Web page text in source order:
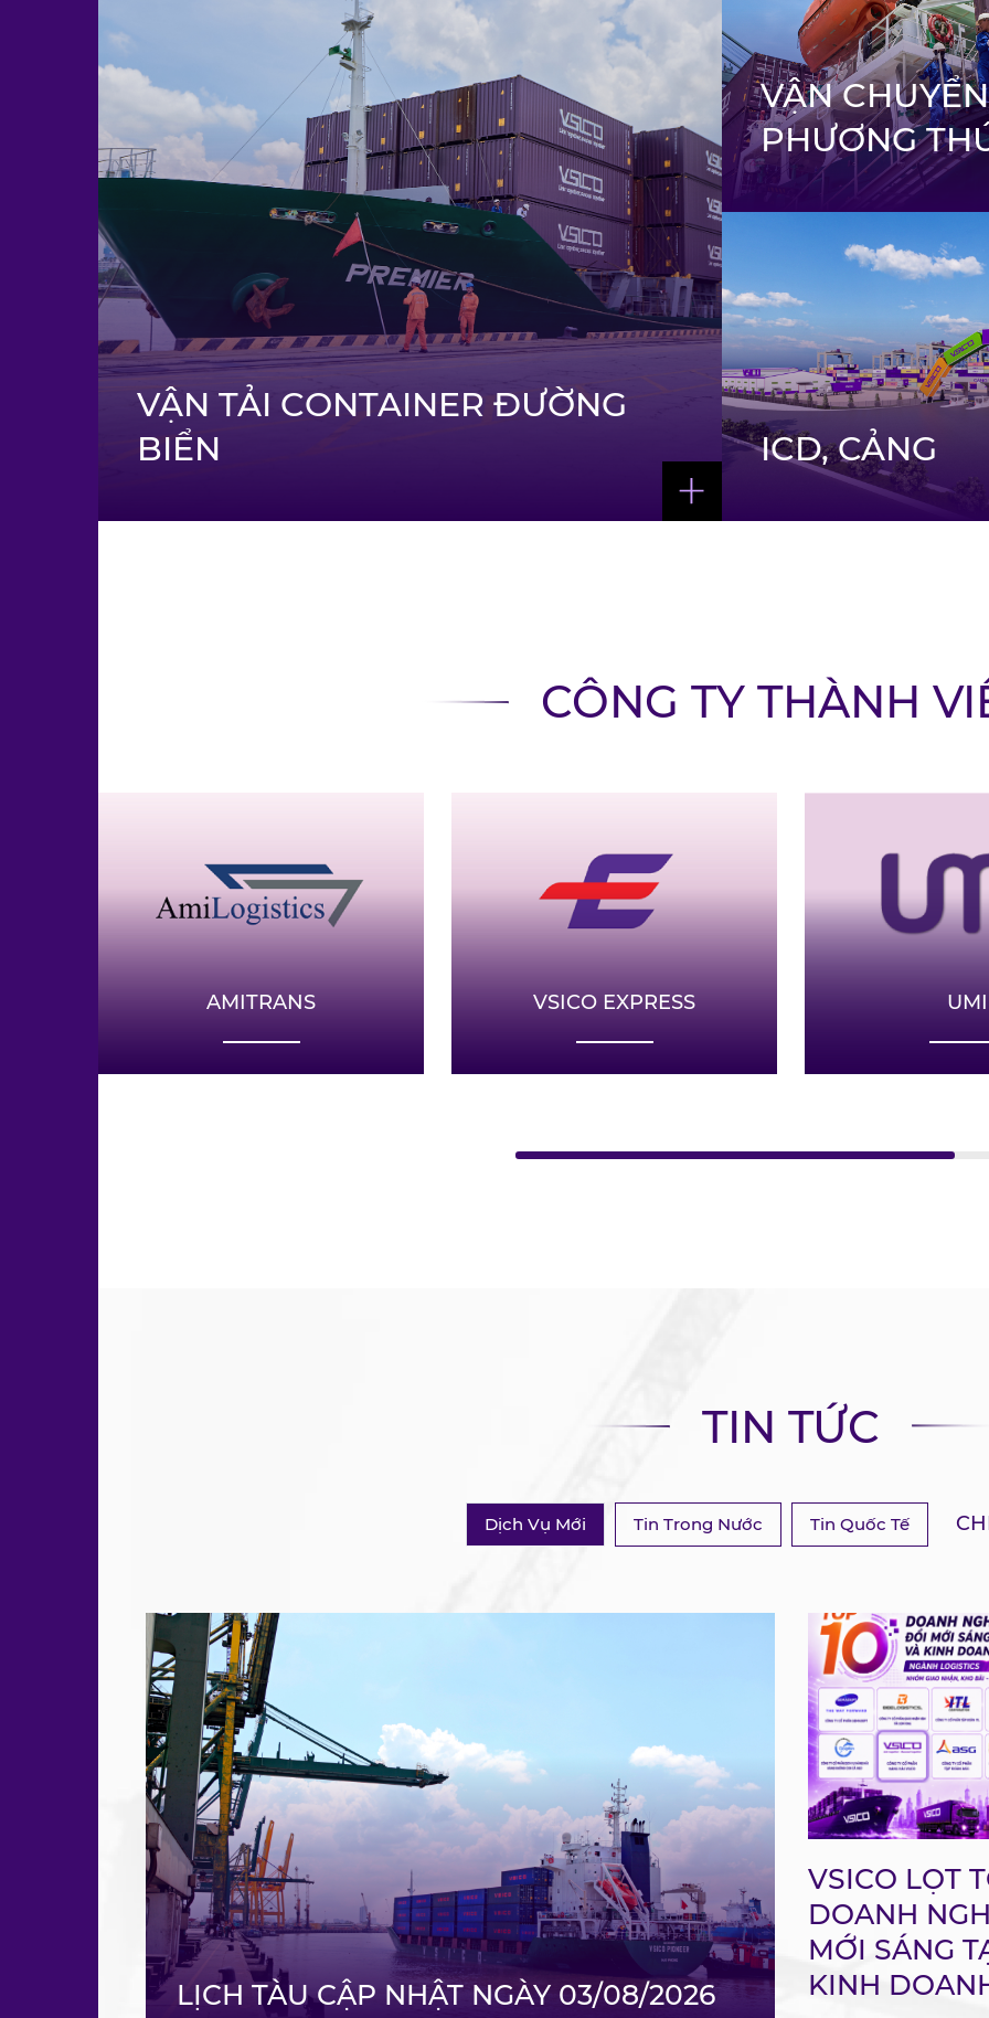
VẬN TẢI CONTAINER ĐƯỜNG
BIỂN
BIỂN
Vsico là hãng tàu vận tải container chuyên tuyến nội
địa và tuyến Nội Á với kinh nghiệm 16 năm trong lĩnh
vực hàng hải.
VẬN
PHƯƠNG
VẬN
ICD, CẢNG
Sở hữu, khai thác,
CÔNG TY THÀNH
AMITRANS VSICO EXPRESS UMI
TIN TỨC
Dịch Vụ Mới Tin Trong Nước Tin Quốc Tế
LỊCH TÀU CẬP NHẬT NGÀY 03/08/2026
VSICO LỌT
DOANH
MỚI SÁNG
KINH